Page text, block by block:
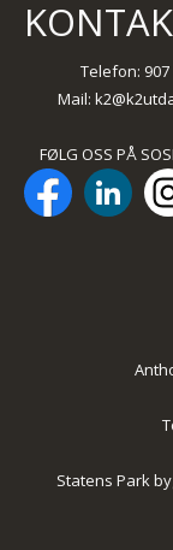
Telefon: 907
Mail:
FØLG OSS PÅ
Statens Park